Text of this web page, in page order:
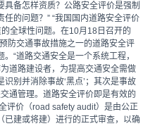
备怎样资质？公路安全评价是强制
的问题？” “我国国内道路安全评价
全球性问题。在10月18日召开的
防交通事故措施之一的道路安全评
“道路交通安全是一个系统工程，
道路建设者，为提高交通安全需做
别并消除事故‘黑点’；其次是事故
通管理。道路安全评价即是有效的
评价（road safety audit）是由公正
建或将建）进行的正式审查，以确